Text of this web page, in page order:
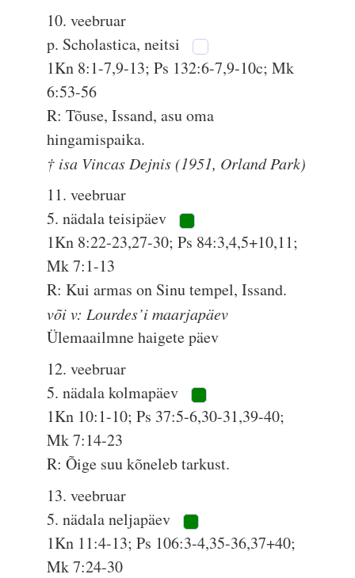
10. veebruar
p. Scholastica, neitsi
1Kn 8:1-7,9-13; Ps 132:6-7,9-10c; Mk
6:53-56
R: Tõuse, Issand, asu oma
hingamispaika.
† isa Vincas Dejnis (1951, Orland Park)
11. veebruar
5. nädala teisipäev
1Kn 8:22-23,27-30; Ps 84:3,4,5+10,11;
Mk 7:1-13
R: Kui armas on Sinu tempel, Issand.
või v: Lourdes’i maarjapäev
Ülemaailmne haigete päev
12. veebruar
5. nädala kolmapäev
1Kn 10:1-10; Ps 37:5-6,30-31,39-40;
Mk 7:14-23
R: Õige suu kõneleb tarkust.
13. veebruar
5. nädala neljapäev
1Kn 11:4-13; Ps 106:3-4,35-36,37+40;
Mk 7:24-30